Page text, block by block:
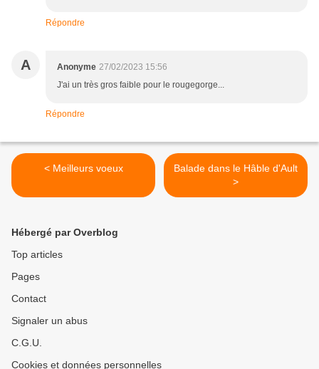
Répondre
A Anonyme 27/02/2023 15:56
J'ai un très gros faible pour le rougegorge...
Répondre
< Meilleurs voeux
Balade dans le Hâble d'Ault
>
Hébergé par Overblog
Top articles
Pages
Contact
Signaler un abus
C.G.U.
Cookies et données personnelles